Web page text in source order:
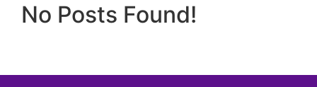
No Posts Found!